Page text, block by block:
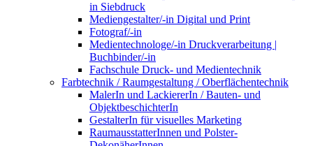
in Siebdruck
Mediengestalter/-in Digital und Print
Fotograf/-in
Medientechnologe/-in Druckverarbeitung |
Buchbinder/-in
Fachschule Druck- und Medientechnik
Farbtechnik / Raumgestaltung / Oberflächentechnik
MalerIn und LackiererIn / Bauten- und
ObjektbeschichterIn
GestalterIn für visuelles Marketing
RaumausstatterInnen und Polster-